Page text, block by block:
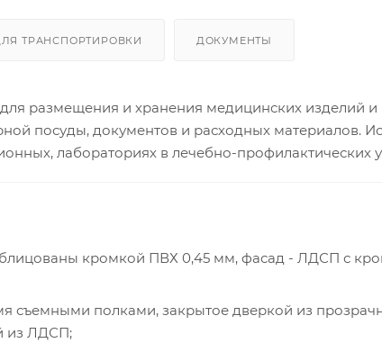
ТРАНСПОРТИРОВКИ ДОКУМЕНТЫ
размещения и хранения медицинских изделий и
посуды, документов и расходных материалов.
лабораториях в лечебно-профилактических
кромкой ПВХ 0,45 мм, фасад - ЛДСП с
съемными полками, закрытое дверкой из
из ЛДСП;